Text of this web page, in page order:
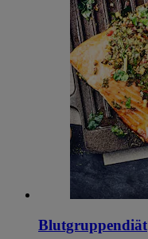
Blutgruppendiät